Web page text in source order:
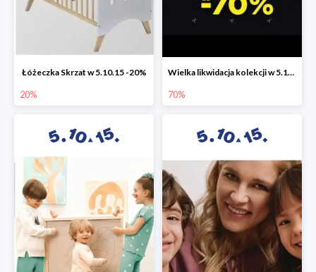
Łóżeczka Skrzat w 5.10.15 -20%
20%
Wielka likwidacja kolekcji w 5.10.15 do -70%
70%